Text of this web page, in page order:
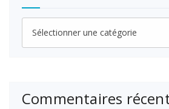
Catégories
Commentaires